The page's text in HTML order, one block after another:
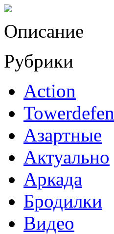
Описание
Рубрики
Action
Азартные
Актуально
Аркада
Бродилки
Видео